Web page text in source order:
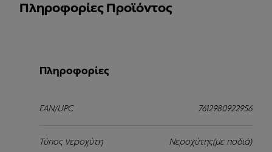
Πληροφορίες Προϊόντος
Πληροφορίες
EAN/UPC 7612980922956
Τύπος νεροχύτη Νεροχύτης(με ποδιά)